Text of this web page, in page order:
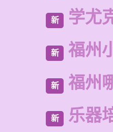
新 学尤
新 福州
新 福州
新 乐器